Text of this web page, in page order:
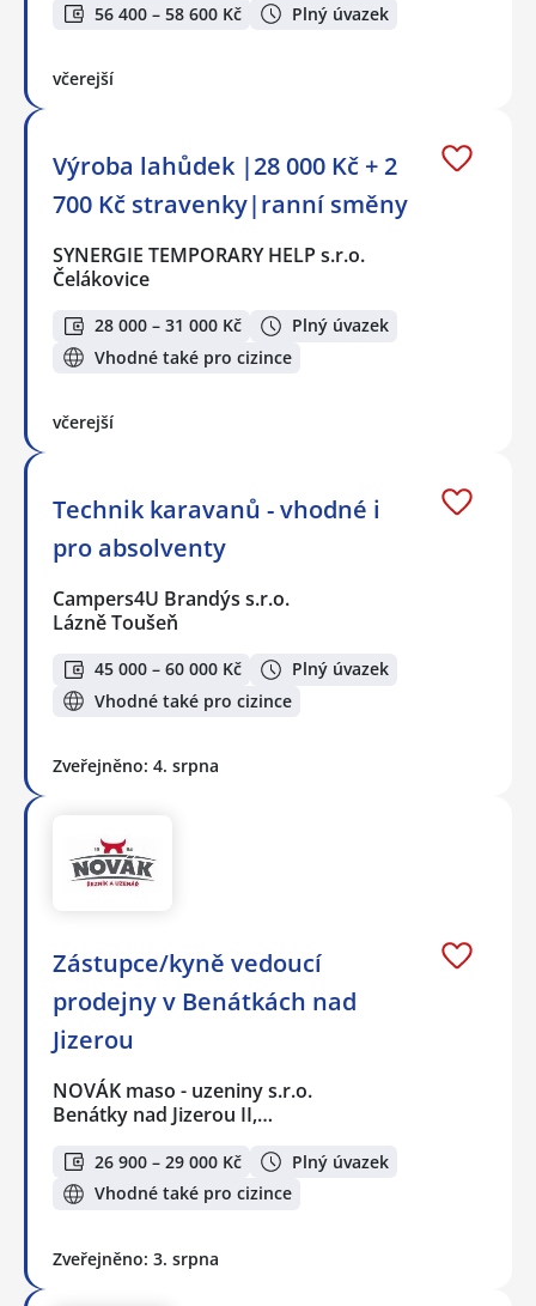
56 400 – 58 600 Kč Plný úvazek
včerejší
Výroba lahůdek |28 000 Kč + 2
700 Kč stravenky|ranní směny
SYNERGIE TEMPORARY HELP s.r.o.
Čelákovice
28 000 – 31 000 Kč
Plný úvazek
Vhodné také pro cizince
včerejší
Technik karavanů - vhodné i
pro absolventy
Campers4U Brandýs s.r.o.
Lázně Toušeň
45 000 – 60 000 Kč
Plný úvazek
Vhodné také pro cizince
Zveřejněno: 4. srpna
Zástupce/kyně vedoucí
prodejny v Benátkách nad
Jizerou
NOVÁK maso - uzeniny s.r.o.
Benátky nad Jizerou II,…
26 900 – 29 000 Kč
Plný úvazek
Vhodné také pro cizince
Zveřejněno: 3. srpna